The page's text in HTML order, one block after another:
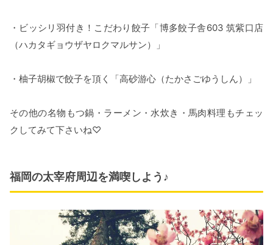
・ビッシリ羽付き！こだわり餃子「博多餃子舎603 筑紫口店
（ハカタギョウザヤロクマルサン）」
・柚子胡椒で餃子を頂く「高砂游心（たかさごゆうしん）」
その他の名物もつ鍋・ラーメン・水炊き・馬肉料理もチェッ
クしてみて下さいね♡
福岡の太宰府周辺を満喫しよう♪